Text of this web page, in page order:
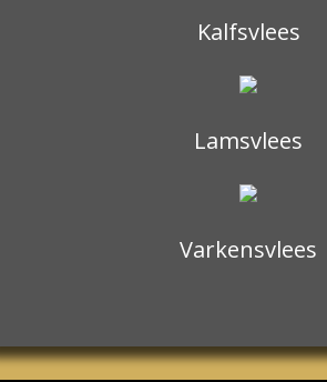
Kalfsvlees
Lamsvlees
Varkensvlees